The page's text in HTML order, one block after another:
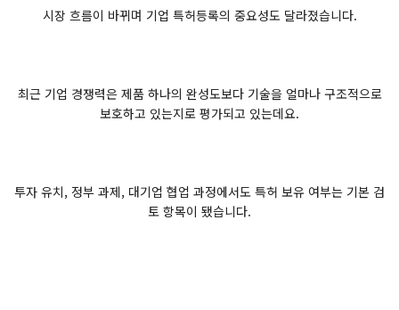
시장 흐름이 바뀌며 기업 특허등록의 중요성도 달라졌습니다.
최근 기업 경쟁력은 제품 하나의 완성도보다 기술을 얼마나 구조적으로
보호하고 있는지로 평가되고 있는데요.
투자 유치, 정부 과제, 대기업 협업 과정에서도 특허 보유 여부는 기본 검
토 항목이 됐습니다.